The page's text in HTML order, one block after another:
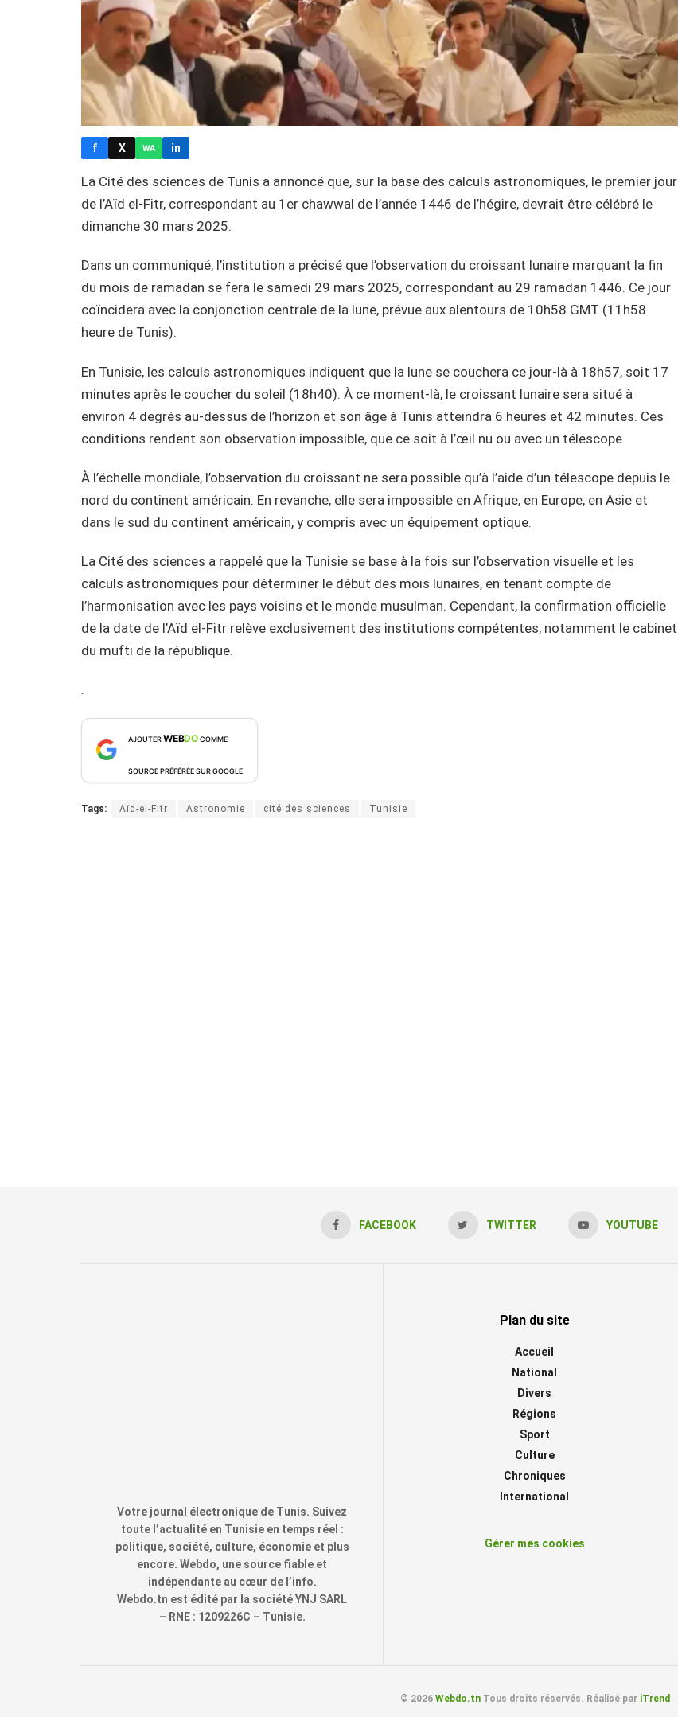
f X WA in
La Cité des sciences de Tunis a annoncé que, sur la base des calculs astronomiques, le premier jour
de l’Aïd el-Fitr, correspondant au 1er chawwal de l’année 1446 de l’hégire, devrait être célébré le
dimanche 30 mars 2025.
Dans un communiqué, l’institution a précisé que l’observation du croissant lunaire marquant la fin
du mois de ramadan se fera le samedi 29 mars 2025, correspondant au 29 ramadan 1446. Ce jour
coïncidera avec la conjonction centrale de la lune, prévue aux alentours de 10h58 GMT (11h58
heure de Tunis).
En Tunisie, les calculs astronomiques indiquent que la lune se couchera ce jour-là à 18h57, soit 17
minutes après le coucher du soleil (18h40). À ce moment-là, le croissant lunaire sera situé à
environ 4 degrés au-dessus de l’horizon et son âge à Tunis atteindra 6 heures et 42 minutes. Ces
conditions rendent son observation impossible, que ce soit à l’œil nu ou avec un télescope.
À l’échelle mondiale, l’observation du croissant ne sera possible qu’à l’aide d’un télescope depuis le
nord du continent américain. En revanche, elle sera impossible en Afrique, en Europe, en Asie et
dans le sud du continent américain, y compris avec un équipement optique.
La Cité des sciences a rappelé que la Tunisie se base à la fois sur l’observation visuelle et les
calculs astronomiques pour déterminer le début des mois lunaires, en tenant compte de
l’harmonisation avec les pays voisins et le monde musulman. Cependant, la confirmation officielle
de la date de l’Aïd el-Fitr relève exclusivement des institutions compétentes, notamment le cabinet
du mufti de la république.
.
AJOUTERWEBDOCOMME
SOURCE PRÉFÉRÉE SUR GOOGLE
Tags: Aïd-el-Fitr Astronomie cité des sciences Tunisie
FACEBOOK TWITTER YOUTUBE
Votre journal électronique de Tunis. Suivez
toute l’actualité en Tunisie en temps réel :
politique, société, culture, économie et plus
encore. Webdo, une source fiable et
indépendante au cœur de l’info.
Webdo.tn est édité par la société YNJ SARL
– RNE : 1209226C – Tunisie.
Plan du site
Accueil
National
Divers
Régions
Sport
Culture
Chroniques
International
Gérer mes cookies
© 2026 Webdo.tnTous droits réservés. Réalisé par iTrend